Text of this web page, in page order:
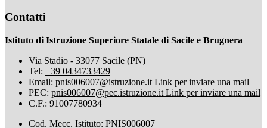
Contatti
Istituto di Istruzione Superiore Statale di Sacile e Brugnera
Via Stadio - 33077 Sacile (PN)
Tel: +39 0434733429
Email: pnis006007@istruzione.it Link per inviare una mail
PEC: pnis006007@pec.istruzione.it Link per inviare una mail
C.F.: 91007780934
Cod. Mecc. Istituto: PNIS006007